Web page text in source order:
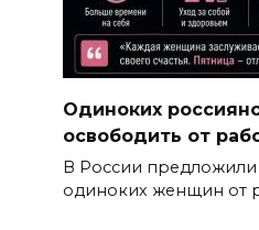
Одиноких
освободить от
В России предложили
одиноких женщин от